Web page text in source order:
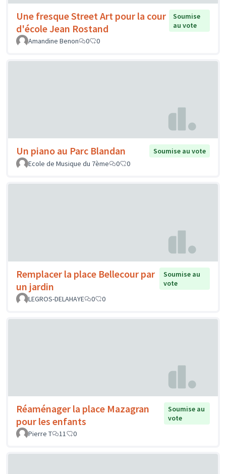
Une fresque Street Art pour la cour
d'école Jean Rostand
Soumise
au vote
Amandine Benon
0 0
Un piano au Parc Blandan
Soumise au vote
Ecole de Musique du 7ème
0 0
Remplacer la place Bellecour par
un jardin
Soumise au
vote
LEGROS-DELAHAYE
0 0
Réaménager la place Mazagran
pour les enfants
Soumise au
vote
Pierre T
11 0